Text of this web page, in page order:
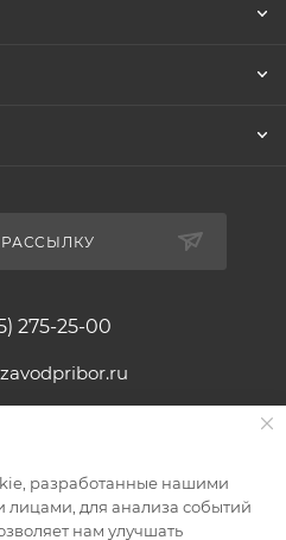
275-25-00
- Измерительные приборы
разработанные нашими
лицами, для анализа событий
нам улучшать